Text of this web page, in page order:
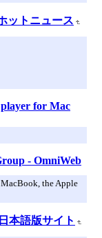
ットニュース
for Mac
- OmniWeb
the Apple
本語版サイト